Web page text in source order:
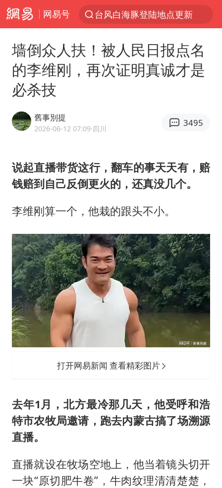
网易号
台风白海豚登陆地点更新
以“新”破局 首发经济点亮城市消费活力
台风白海豚进入48小时警戒线
佛得角门将亮相智利俱乐部主场
宇树科技王兴兴身家有望超200亿元
CIA被曝已秘密设立古巴工作组
U17国足1分钟轰2球
24小时不关空调 电费会更低吗
中国养老床位“三连降”
哪吒汽车南宁工厂设备降价20%拍卖
郑国霖回应去景区上班被保安拦下
我国编制完成新版全月地质图
墙倒众人扶！被人民日报点名
的李维刚，再次证明真诚才是
必杀技
舊事別提
2026-06-12 07:09·四川
3495
说起直播带货这行，翻车的事天天有，赔
钱赔到自己反倒更火的，还真没几个。
李维刚算一个，他栽的跟头不小。
打开网易新闻 查看精彩图片
去年1月，北方最冷那几天，他受呼和浩
特市农牧局邀请，跑去内蒙古搞了场溯源
直播。
直播就设在牧场空地上，他当着镜头切开
一块“原切肥牛卷”，牛肉纹理清清楚楚，